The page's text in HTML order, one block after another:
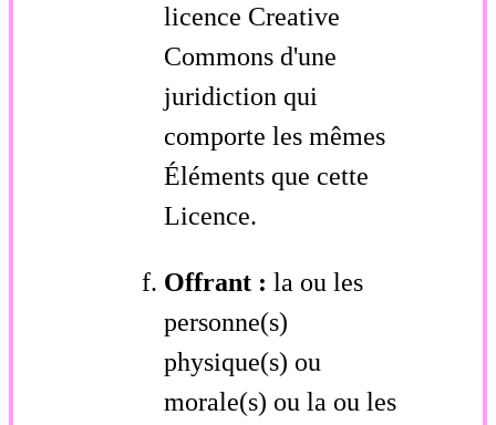
licence Creative
Commons d'une
juridiction qui
comporte les mêmes
Éléments que cette
Licence.
Offrant : la ou les
personne(s)
physique(s) ou
morale(s) ou la ou les